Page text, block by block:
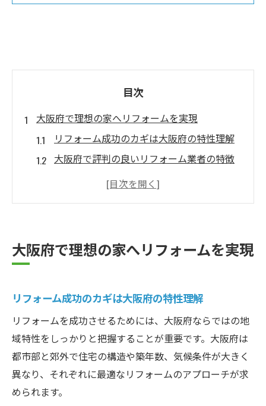
目次
大阪府で理想の家へリフォームを実現
リフォーム成功のカギは大阪府の特性理解
大阪府で評判の良いリフォーム業者の特徴
リフォーム計画作りに役立つ情報収集法
リフォームパイロットで安心の進行管理
握
リフォームパイロットで施工品質の比較が
可能
パイロットを活用した納得の打ち合わせ術
リフォームパイロット利用時の注意点まと
め
大阪府で理想の家へリフォームを実現
リフォーム成功のカギは大阪府の特性理解
リフォームを成功させるためには、大阪府ならではの地
域特性をしっかりと把握することが重要です。大阪府は
都市部と郊外で住宅の構造や築年数、気候条件が大きく
異なり、それぞれに最適なリフォームのアプローチが求
められます。